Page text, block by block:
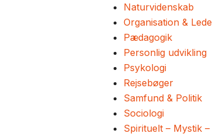
Naturvidenskab
Organisation &
Pædagogik
Personlig udvikling
Psykologi
Rejsebøger
Samfund & Politik
Sociologi
Spirituelt – Mystik